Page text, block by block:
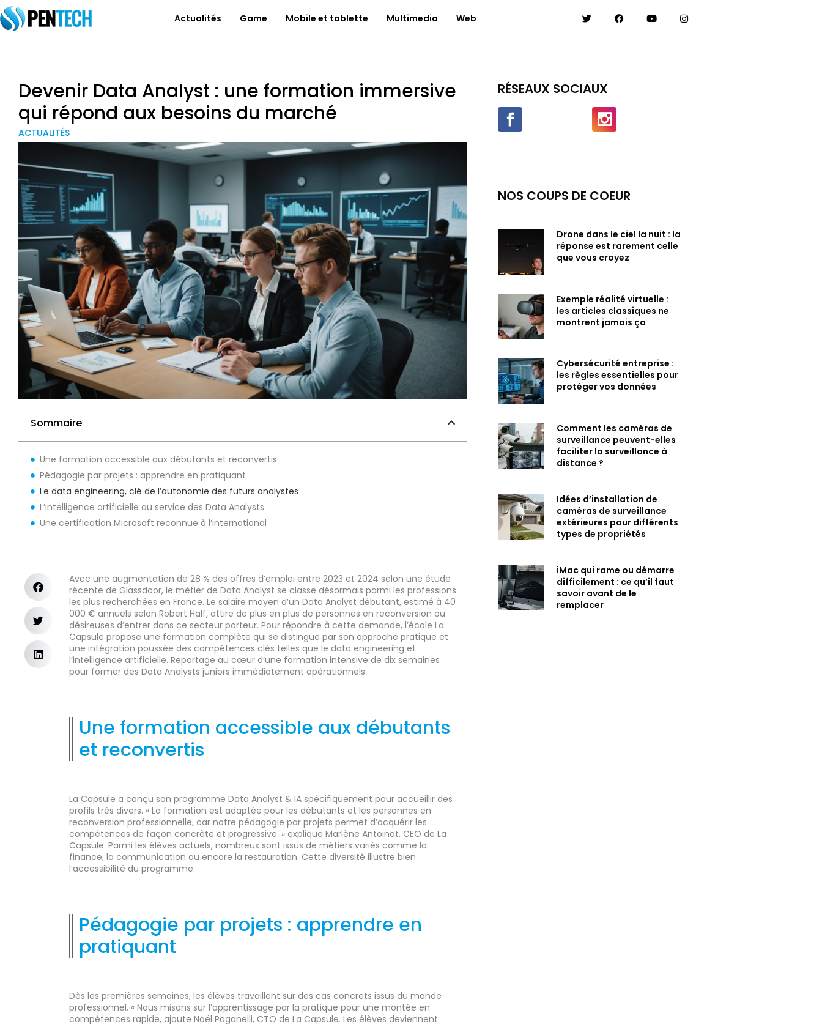
Actualités Game Mobile et tablette Multimedia Web
Devenir Data Analyst : une formation immersive
qui répond aux besoins du marché
ACTUALITÉS
Sommaire
Une formation accessible aux débutants et reconvertis
Pédagogie par projets : apprendre en pratiquant
Le data engineering, clé de l’autonomie des futurs analystes
L’intelligence artificielle au service des Data Analysts
Une certification Microsoft reconnue à l’international
Avec une augmentation de 28 % des offres d’emploi entre 2023 et 2024 selon une étude
récente de Glassdoor, le métier de Data Analyst se classe désormais parmi les professions
les plus recherchées en France. Le salaire moyen d’un Data Analyst débutant, estimé à 40
000 € annuels selon Robert Half, attire de plus en plus de personnes en reconversion ou
désireuses d’entrer dans ce secteur porteur. Pour répondre à cette demande, l’école La
Capsule propose une formation complète qui se distingue par son approche pratique et
une intégration poussée des compétences clés telles que le data engineering et
l’intelligence artificielle. Reportage au cœur d’une formation intensive de dix semaines
pour former des Data Analysts juniors immédiatement opérationnels.
Une formation accessible aux débutants
et reconvertis
La Capsule a conçu son programme Data Analyst & IA spécifiquement pour accueillir des
profils très divers. « La formation est adaptée pour les débutants et les personnes en
reconversion professionnelle, car notre pédagogie par projets permet d’acquérir les
compétences de façon concrète et progressive. » explique Marlène Antoinat, CEO de La
Capsule. Parmi les élèves actuels, nombreux sont issus de métiers variés comme la
finance, la communication ou encore la restauration. Cette diversité illustre bien
l’accessibilité du programme.
Pédagogie par projets : apprendre en
pratiquant
Dès les premières semaines, les élèves travaillent sur des cas concrets issus du monde
professionnel. « Nous misons sur l’apprentissage par la pratique pour une montée en
compétences rapide, ajoute Noël Paganelli, CTO de La Capsule. Les élèves deviennent
RÉSEAUX SOCIAUX
NOS COUPS DE COEUR
Drone dans le ciel la nuit : la
réponse est rarement celle
que vous croyez
Exemple réalité virtuelle :
les articles classiques ne
montrent jamais ça
Cybersécurité entreprise :
les règles essentielles pour
protéger vos données
Comment les caméras de
surveillance peuvent-elles
faciliter la surveillance à
distance ?
Idées d’installation de
caméras de surveillance
extérieures pour différents
types de propriétés
iMac qui rame ou démarre
difficilement : ce qu’il faut
savoir avant de le
remplacer